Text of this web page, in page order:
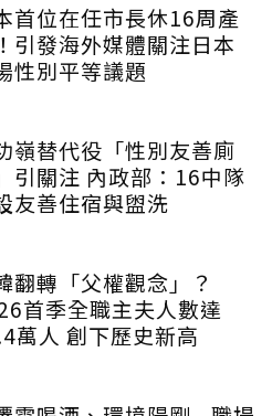
首位在任市長休16周產
引發海外媒體關注日本
性別平等議題
嶺替代役「性別友善廁
引關注 內政部：16中隊
友善住宿與盥洗
翻轉「父權觀念」？
首季全職主夫人數達
萬人 創下歷史新高